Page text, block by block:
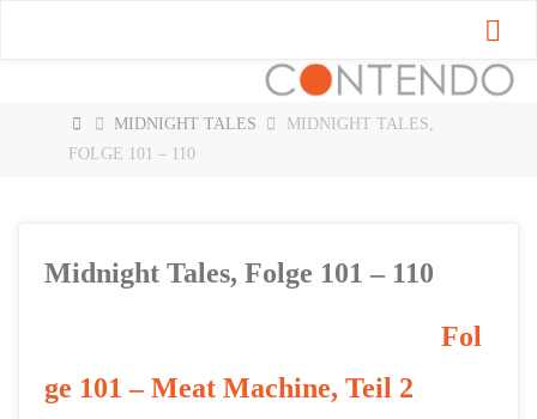
START
MIDNIGHT TALES
MIDNIGHT TALES,
FOLGE 101 – 110
Midnight Tales, Folge 101 – 110
Fol
ge 101 – Meat Machine, Teil 2